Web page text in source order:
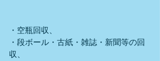
・空瓶回収、
・段ボール・古紙・雑誌・新聞等の回
収、